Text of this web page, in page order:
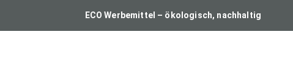
ECO Werbemittel – ökologisch, nachhaltig